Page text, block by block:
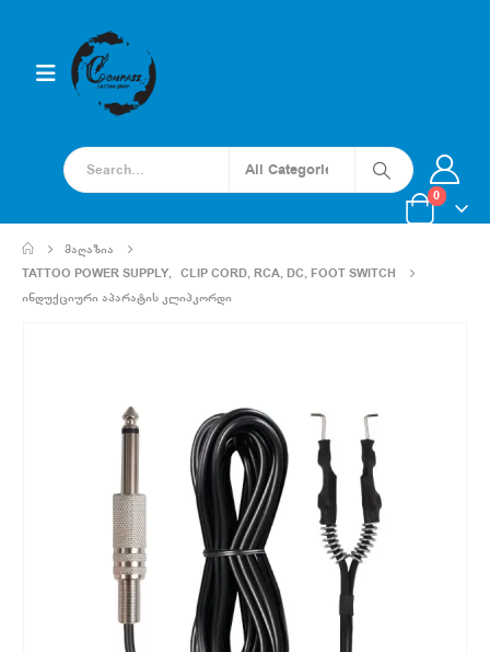
0
ᲛᲐᲦᲐᲖᲘᲐ
TATTOO POWER SUPPLY, CLIP CORD, RCA, DC, FOOT SWITCH
ᲘᲜᲓᲣᲥᲪᲘᲣᲠᲘ ᲐᲞᲐᲠᲐᲢᲘᲡ ᲙᲚᲘᲞᲙᲝᲠᲓᲘ